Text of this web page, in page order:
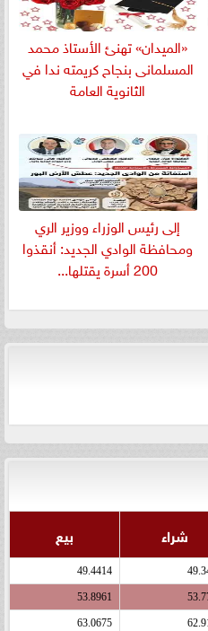
«الميدان» تهنئ الأستاذ محمد
المسلمانى بنجاح كريمته ندا في
الثانوية العامة
إلى رئيس الوزراء ووزير الري
ومحافظة الوادي الجديد: أنقذوا
200 أسرة يقتلها...
شراء بيع
49.4414
53.8961
63.0675